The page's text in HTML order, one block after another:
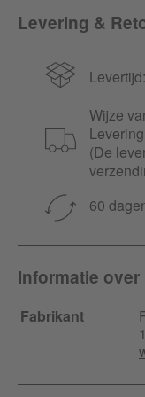
Levering &
Levertijd:
Wijze
(De
60
Informatie
Fabrikant